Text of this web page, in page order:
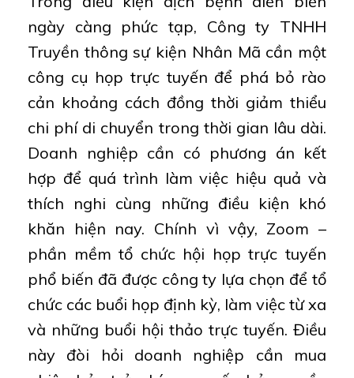
ngày càng phức tạp, Công ty TNHH
Truyền thông sự kiện Nhân Mã cần một
công cụ họp trực tuyến để phá bỏ rào
cản khoảng cách đồng thời giảm thiểu
chi phí di chuyển trong thời gian lâu dài.
Doanh nghiệp cần có phương án kết
hợp để quá trình làm việc hiệu quả và
thích nghi cùng những điều kiện khó
khăn hiện nay. Chính vì vậy, Zoom –
phần mềm tổ chức hội họp trực tuyến
phổ biến đã được công ty lựa chọn để tổ
chức các buổi họp định kỳ, làm việc từ xa
và những buổi hội thảo trực tuyến. Điều
này đòi hỏi doanh nghiệp cần mua